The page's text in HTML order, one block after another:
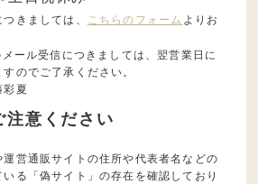
きましては、 こちらのフォーム よりお
ール受信につきましては、翌営業日に
のでご了承ください。
彩夏
意ください
営通販サイトの住所や代表者名などの
る「偽サイト」の存在を確認しており